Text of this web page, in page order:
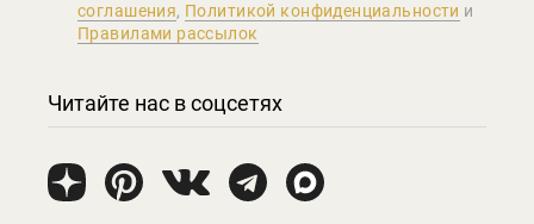
соглашения, Политикой конфиденциальности и
Правилами рассылок
Читайте нас в соцсетях